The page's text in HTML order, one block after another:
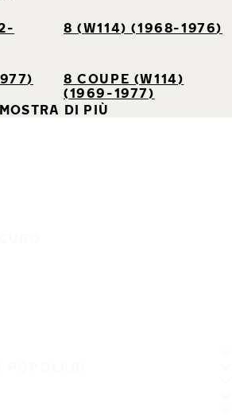
8 (W114) (1968-1976)
8 COUPE (W114)
(1969-1977)
MOSTRA DI PIÙ